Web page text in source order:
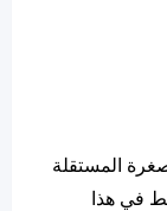
المستقلة
في هذا